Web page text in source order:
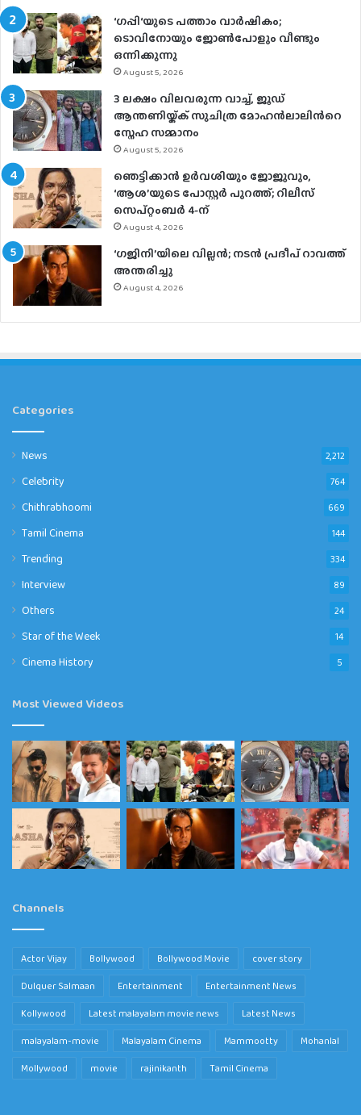
‘ഗപ്പി‘യുടെ പത്താം വാർഷികം;
ടൊവിനോയും ജോൺപോളും വീണ്ടും
ഒന്നിക്കുന്നു
August 5, 2026
3 ലക്ഷം വിലവരുന്ന വാച്ച്, ജൂഡ്
ആന്തണിയ്ക്ക് സുചിത്ര മോഹൻലാലിൻറെ
സ്നേഹ സമ്മാനം
August 5, 2026
ഞെട്ടിക്കാൻ ഉർവശിയും ജോജുവും,
‘ആശ’യുടെ പോസ്റ്റർ പുറത്ത്; റിലീസ്
സെപ്റ്റംബർ 4-ന്
August 4, 2026
‘ഗജിനി’യിലെ വില്ലൻ; നടൻ പ്രദീപ് റാവത്ത്
അന്തരിച്ചു
August 4, 2026
Categories
News 2,212
Celebrity 764
Chithrabhoomi 669
Tamil Cinema 144
Trending 334
Interview 89
Others 24
Star of the Week 14
Cinema History 5
Most Viewed Videos
Channels
Actor Vijay Bollywood Bollywood Movie
cover story
Dulquer Salmaan
Entertainment
Entertainment News
Kollywood
Latest malayalam movie news
Latest News
malayalam-movie
Malayalam Cinema Mammootty
Mohanlal
Mollywood
movie rajinikanth Tamil Cinema